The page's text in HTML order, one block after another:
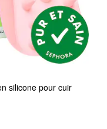
silicone pour cuir